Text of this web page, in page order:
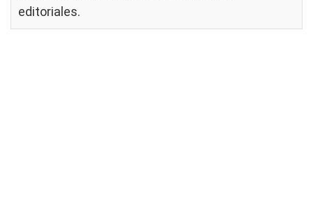
editoriales.